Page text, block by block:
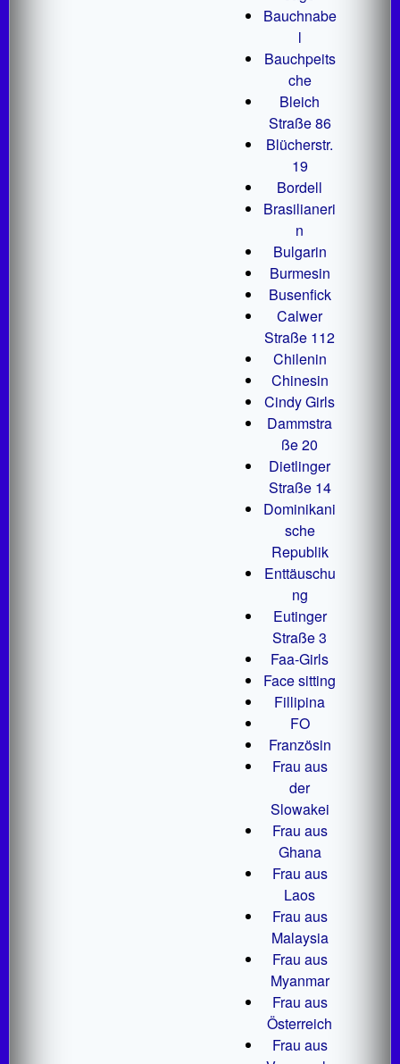
Bauchnabe
l
Bauchpeits
che
Bleich
Straße 86
Blücherstr.
19
Bordell
Brasilianeri
n
Bulgarin
Burmesin
Busenfick
Calwer
Straße 112
Chilenin
Chinesin
Cindy Girls
Dammstra
ße 20
Dietlinger
Straße 14
Dominikani
sche
Republik
Enttäuschu
ng
Eutinger
Straße 3
Faa-Girls
Face sitting
Fillipina
FO
Französin
Frau aus
der
Slowakei
Frau aus
Ghana
Frau aus
Laos
Frau aus
Malaysia
Frau aus
Myanmar
Frau aus
Österreich
Frau aus